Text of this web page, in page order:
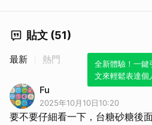
貼文 (51)
全新體驗！一鍵
文來輕鬆表達個
最新 熱門
Fu
2025年10月10日10:20
要不要仔細看一下，台糖砂糖後